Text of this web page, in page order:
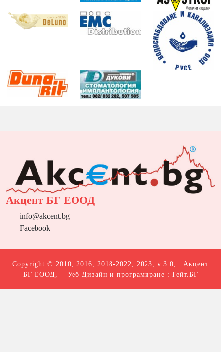
Акцент БГ ЕООД
info@akcent.bg
Facebook
Copyright © 2010, 2016, 2018-2022, 2023, v.3.0, Акцент
БГ ЕООД , Уеб Дизайн и програмиране : Гейт.БГ